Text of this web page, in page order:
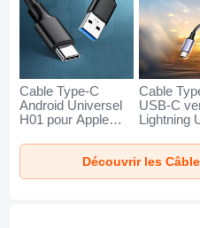
Cable Type-C
Android Universel
H01 pour Apple
Fonce
Cable
USB-C
Lightning
15 Gris
Découvrir les